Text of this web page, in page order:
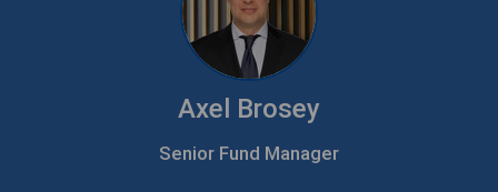
Axel Brosey
Senior Fund Manager